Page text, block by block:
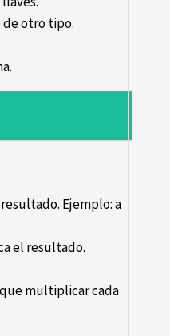
de otro tipo.
Ejemplo: a
el resultado.
multiplicar cada